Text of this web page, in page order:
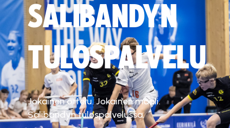
SALIBANDYN
TULOSPALVELU
Jokainen ottelu. Jokainen maali.
Salibandyn tulospalvelussa.